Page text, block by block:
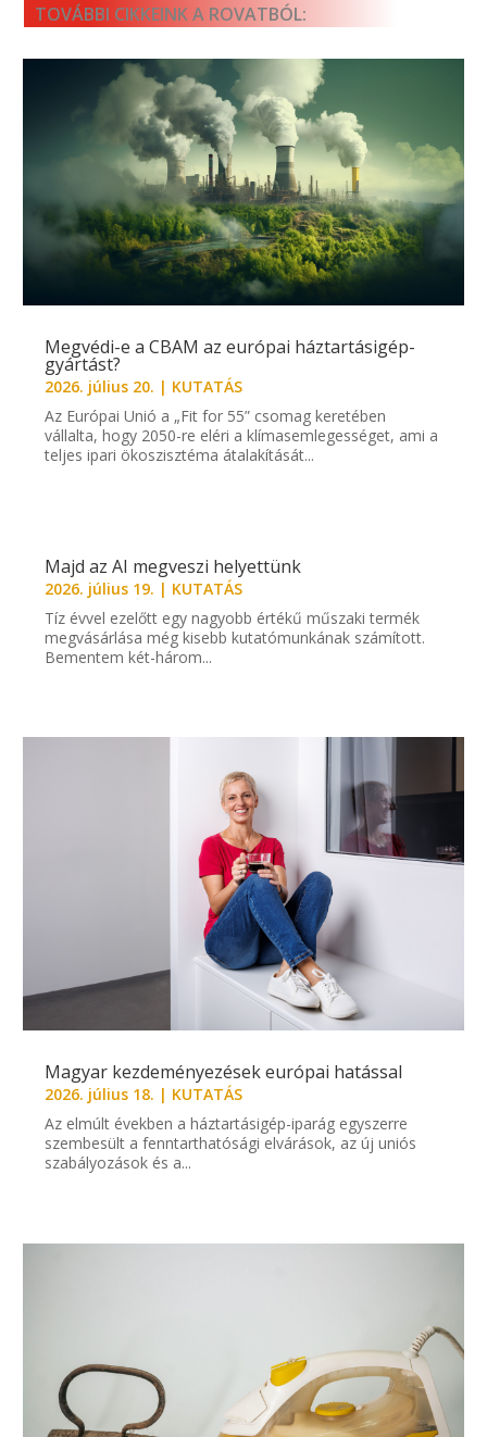
TOVÁBBI CIKKEINK A ROVATBÓL:
Megvédi-e a CBAM az európai háztartásigép-
gyártást?
2026. július 20. | KUTATÁS
Az Európai Unió a „Fit for 55” csomag keretében
vállalta, hogy 2050-re eléri a klímasemlegességet, ami a
teljes ipari ökoszisztéma átalakítását...
Majd az AI megveszi helyettünk
2026. július 19. | KUTATÁS
Tíz évvel ezelőtt egy nagyobb értékű műszaki termék
megvásárlása még kisebb kutatómunkának számított.
Bementem két-három...
Magyar kezdeményezések európai hatással
2026. július 18. | KUTATÁS
Az elmúlt években a háztartásigép-iparág egyszerre
szembesült a fenntarthatósági elvárások, az új uniós
szabályozások és a...